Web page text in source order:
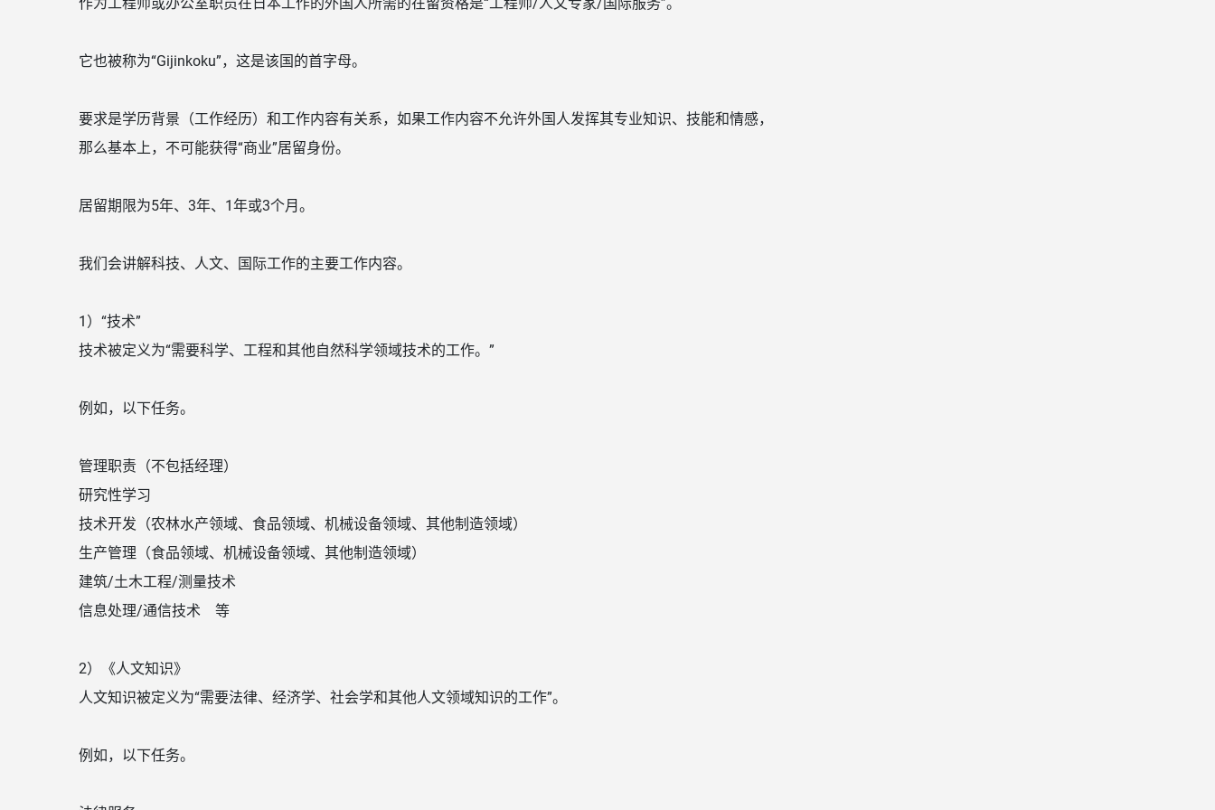
作为工程师或办公室职员在日本工作的外国人所需的在留资格是“工程师/人文专家/国际服务”。
它也被称为“Gijinkoku”，这是该国的首字母。
要求是学历背景（工作经历）和工作内容有关系，如果工作内容不允许外国人发挥其专业知识、技能和情感，
那么基本上，不可能获得“商业”居留身份。
居留期限为5年、3年、1年或3个月。
我们会讲解科技、人文、国际工作的主要工作内容。
1）“技术”
技术被定义为“需要科学、工程和其他自然科学领域技术的工作。”
例如，以下任务。
管理职责（不包括经理）
研究性学习
技术开发（农林水产领域、食品领域、机械设备领域、其他制造领域）
生产管理（食品领域、机械设备领域、其他制造领域）
建筑/土木工程/测量技术
信息处理/通信技术 等
2）《人文知识》
人文知识被定义为“需要法律、经济学、社会学和其他人文领域知识的工作”。
例如，以下任务。